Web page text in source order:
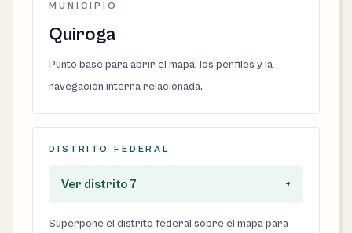
MUNICIPIO
Quiroga
Punto base para abrir el mapa, los perfiles y la
navegación interna relacionada.
DISTRITO FEDERAL
Ver distrito 7 +
Superpone el distrito federal sobre el mapa para